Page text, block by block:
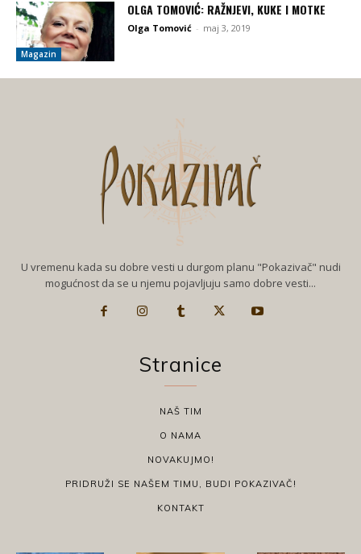
Magazin
OLGA TOMOVIĆ: RAŽNJEVI, KUKE I MOTKE
Olga Tomović - maj 3, 2019
U vremenu kada su dobre vesti u durgom planu "Pokazivač" nudi
mogućnost da se u njemu pojavljuju samo dobre vesti...
Stranice
NAŠ TIM
O NAMA
NOVAKUJMO!
PRIDRUŽI SE NAŠEM TIMU, BUDI POKAZIVAČ!
KONTAKT